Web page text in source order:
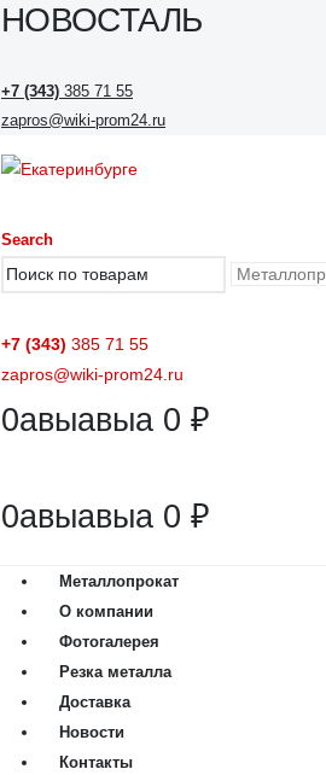
НОВОСТАЛЬ
+7 (343) 385 71 55
zapros@wiki-prom24.ru
Search
+7 (343) 385 71 55
zapros@wiki-prom24.ru
0авыавыа 0 ₽
0авыавыа 0 ₽
Металлопрокат
О компании
Фотогалерея
Резка металла
Доставка
Новости
Контакты